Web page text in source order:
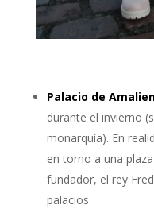
Palacio de
durante el invierno
monarquía). En
en torno a una
fundador, el rey
palacios: